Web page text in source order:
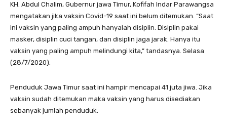
KH. Abdul Chalim, Gubernur jawa Timur, Kofifah Indar Parawangsa
mengatakan jika vaksin Covid-19 saat ini belum ditemukan. “Saat
ini vaksin yang paling ampuh hanyalah disiplin. Disiplin pakai
masker, disiplin cuci tangan, dan disiplin jaga jarak. Hanya itu
vaksin yang paling ampuh melindungi kita,” tandasnya. Selasa
(28/7/2020).
Penduduk Jawa Timur saat ini hampir mencapai 41 juta jiwa. Jika
vaksin sudah ditemukan maka vaksin yang harus disediakan
sebanyak jumlah penduduk.